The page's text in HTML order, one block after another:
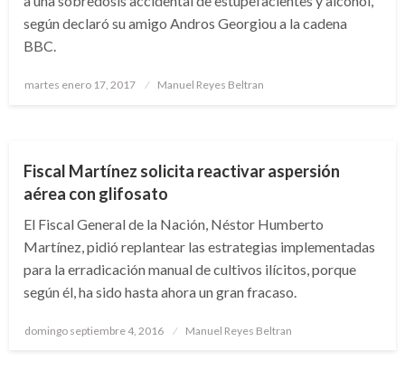
según declaró su amigo Andros Georgiou a la cadena
BBC.
Publicado
martes enero 17, 2017 Manuel Reyes Beltran
Fiscal Martínez solicita reactivar aspersión
aérea con glifosato
El Fiscal General de la Nación, Néstor Humberto
Martínez, pidió replantear las estrategias implementadas
para la erradicación manual de cultivos ilícitos, porque
según él, ha sido hasta ahora un gran fracaso.
Publicado
domingo septiembre 4, 2016 Manuel Reyes Beltran